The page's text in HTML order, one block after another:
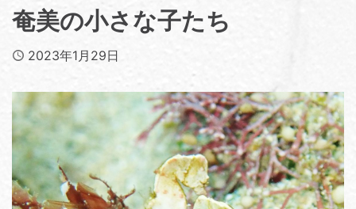
奄美の小さな子たち
Published
2023年1月29日